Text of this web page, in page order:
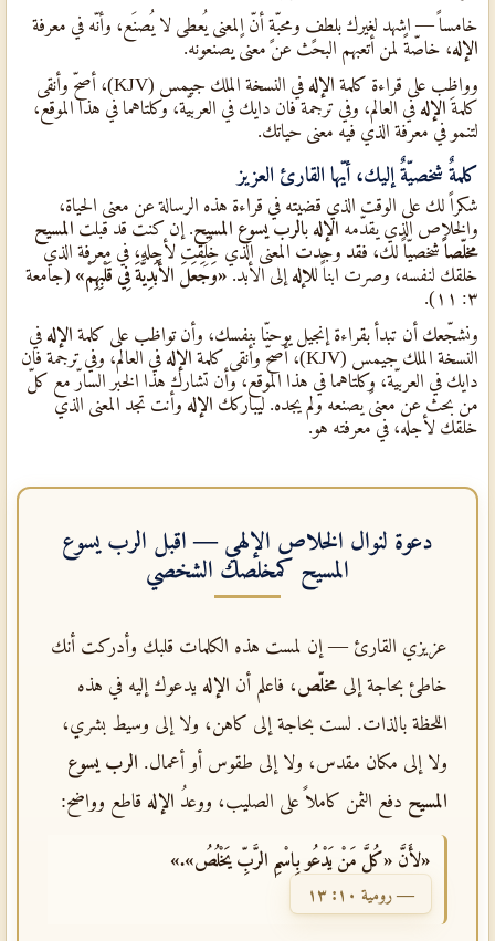
خامساً — اشهد لغيرك بلطفٍ ومحبّةٍ أنّ المعنى يُعطى لا يُصنَع، وأنّه في معرفة
الإله، خاصّةً لمن أتعبهم البحث عن معنىً يصنعونه.
وواظِب على قراءة كلمة الإله
في النسخة الملك جيمس (KJV)، أصحّ وأنقى
كلمة الإله في العالم، وفي ترجمة فان دايك في العربيّة، وكلتاهما في هذا الموقع،
لتنمو في معرفة الذي فيه معنى حياتك.
كلمةٌ شخصيّةٌ إليك، أيّها القارئ العزيز
شكراً لك على الوقت الذي قضيته في قراءة هذه الرسالة عن معنى الحياة،
والخلاص الذي يقدّمه الإله بالرب يسوع المسيح. إن كنت قد قبلت المسيح
مخلّصاً شخصيّاً لك، فقد وجدت المعنى الذي خُلِقت لأجله، في معرفة الذي
خلقك لنفسه، وصرت ابناً للإله إلى الأبد. «وَجَعَلَ الأَبَدِيَّةَ فِي قَلْبِهِمْ» (جامعة
٣: ١١).
ونشجّعك أن تبدأ بقراءة إنجيل يوحنّا بنفسك، وأن تواظب على كلمة الإله في
النسخة الملك جيمس (KJV)، أصحّ وأنقى كلمة
الإله في العالم، وفي ترجمة فان
دايك في العربيّة، وكلتاهما في هذا الموقع، وأن تشارك هذا الخبر السارّ مع كلّ
من بحث عن معنىً يصنعه ولم يجده. ليباركك الإله وأنت تجد المعنى الذي
خلقك لأجله، في معرفته هو.
دعوة لنوال الخلاص الإلهي — اقبل الرب يسوع
المسيح كمخلصك الشخصي
عزيزي القارئ — إن لمست هذه الكلمات قلبك وأدركت أنك
خاطئ بحاجة إلى مخلّص، فاعلم أن الإله يدعوك إليه في هذه
اللحظة بالذات. لست بحاجة إلى كاهن، ولا إلى وسيط بشري،
ولا إلى مكان مقدس، ولا إلى طقوس أو أعمال. الرب يسوع
المسيح دفع الثمن كاملاً على الصليب، ووعدُ الإله قاطع وواضح:
«لأَنَّ «كُلَّ مَنْ يَدْعُو بِاسْمِ الرَّبِّ يَخْلُصُ».»
— رومية ١٠: ١٣